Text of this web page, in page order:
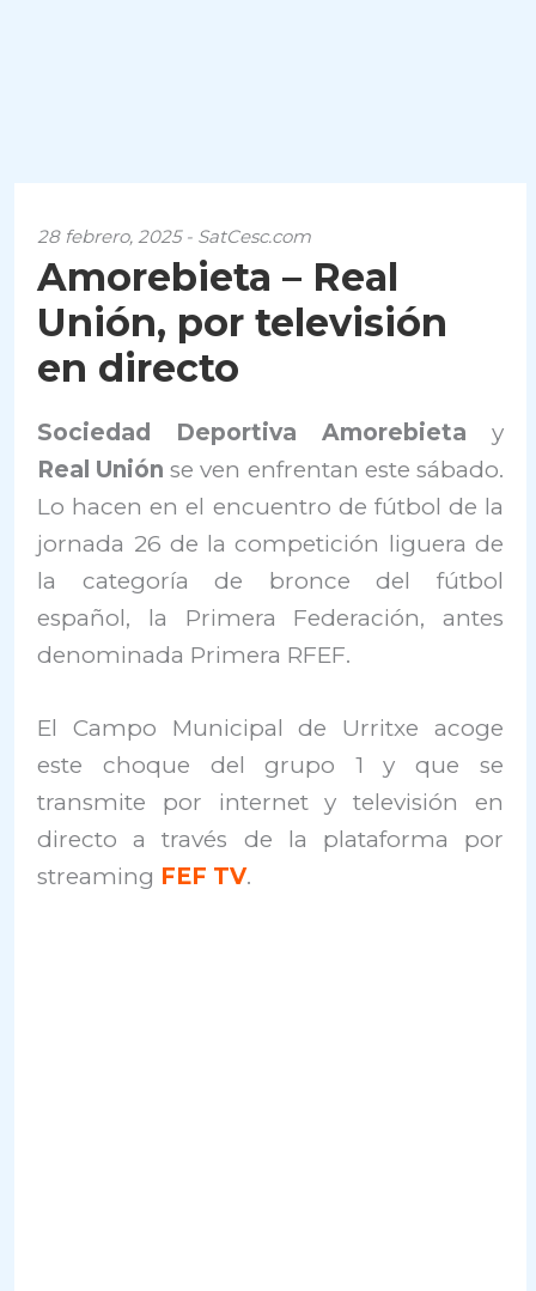
28 febrero, 2025 - SatCesc.com
Amorebieta – Real
Unión, por televisión
en directo
Sociedad Deportiva Amorebieta y
Real Unión se ven enfrentan este sábado.
Lo hacen en el encuentro de fútbol de la
jornada 26 de la competición liguera de
la categoría de bronce del fútbol
español, la Primera Federación, antes
denominada Primera RFEF.
El Campo Municipal de Urritxe acoge
este choque del grupo 1 y que se
transmite por internet y televisión en
directo a través de la plataforma por
streaming FEF TV.